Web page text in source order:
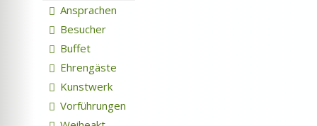
Ansprachen
Besucher
Buffet
Ehrengäste
Kunstwerk
Vorführungen